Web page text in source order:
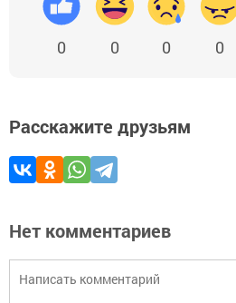
0 0 0 0
Расскажите друзьям
Нет комментариев